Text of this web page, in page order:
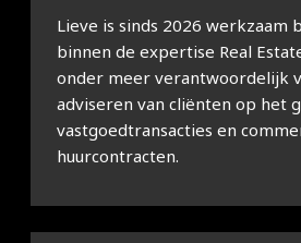
Lieve is sinds 2026 werkzaam
binnen de expertise Real
onder meer verantwoordelijk
adviseren van cliënten op het
vastgoedtransacties en
huurcontracten.